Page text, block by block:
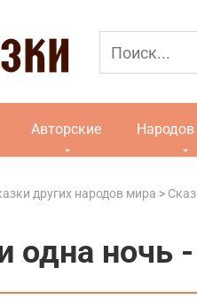
Авторские
других народов мира >
одна ночь